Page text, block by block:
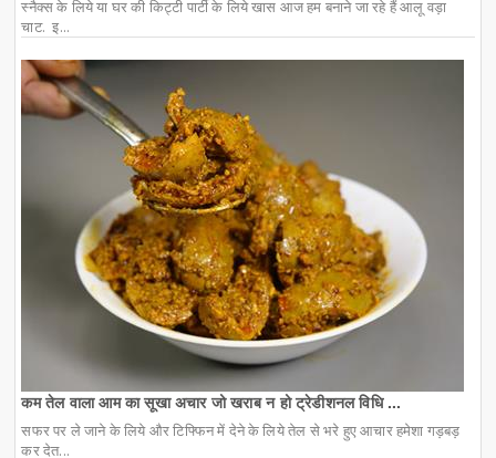
स्नैक्स के लिये या घर की किट्टी पार्टी के लिये खास आज हम बनाने जा रहे हैं आलू वड़ा
चाट. इ...
कम तेल वाला आम का सूखा अचार जो खराब न हो ट्रेडीशनल विधि ...
सफर पर ले जाने के लिये और टिफ्फिन में देने के लिये तेल से भरे हुए आचार हमेशा गड़बड़
कर देत...